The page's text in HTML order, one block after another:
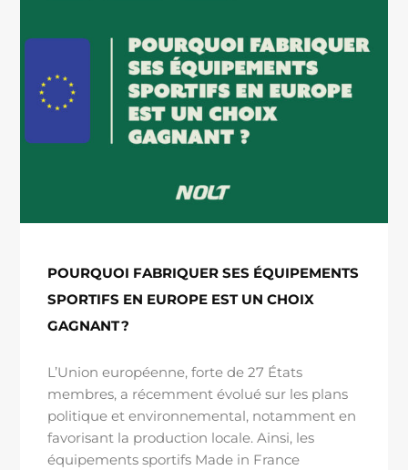
POURQUOI FABRIQUER SES ÉQUIPEMENTS
SPORTIFS EN EUROPE EST UN CHOIX
GAGNANT ?
L’Union européenne, forte de 27 États
membres, a récemment évolué sur les plans
politique et environnemental, notamment en
favorisant la production locale. Ainsi, les
équipements sportifs Made in France